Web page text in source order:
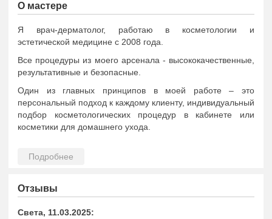
О мастере
Я врач-дерматолог, работаю в косметологии и
эстетической медицине с 2008 года.
Все процедуры из моего арсенала - высококачественные,
результативные и безопасные.
Один из главных принципов в моей работе – это
персональный подход к каждому клиенту, индивидуальный
подбор косметологических процедур в кабинете или
косметики для домашнего ухода.
изучаю компоненты состава, проверяю сертификаты,
Отзывы
Света, 11.03.2025: